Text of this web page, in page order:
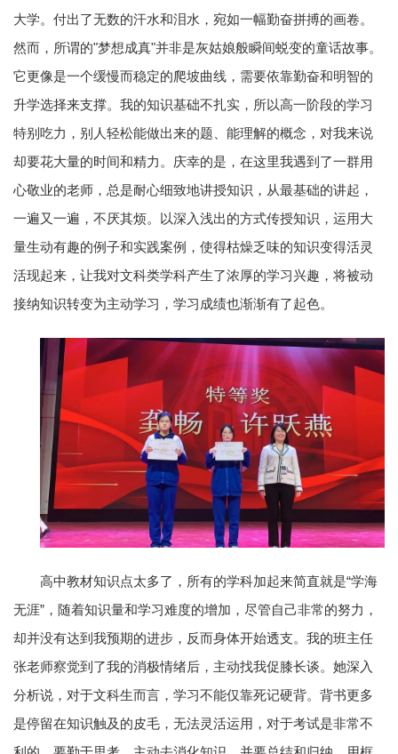
大学。付出了无数的汗水和泪水，宛如一幅勤奋拼搏的画卷。
然而，所谓的"梦想成真"并非是灰姑娘般瞬间蜕变的童话故事。
它更像是一个缓慢而稳定的爬坡曲线，需要依靠勤奋和明智的
升学选择来支撑。我的知识基础不扎实，所以高一阶段的学习
特别吃力，别人轻松能做出来的题、能理解的概念，对我来说
却要花大量的时间和精力。庆幸的是，在这里我遇到了一群用
心敬业的老师，总是耐心细致地讲授知识，从最基础的讲起，
一遍又一遍，不厌其烦。以深入浅出的方式传授知识，运用大
量生动有趣的例子和实践案例，使得枯燥乏味的知识变得活灵
活现起来，让我对文科类学科产生了浓厚的学习兴趣，将被动
接纳知识转变为主动学习，学习成绩也渐渐有了起色。
高中教材知识点太多了，所有的学科加起来简直就是“学海
无涯”，随着知识量和学习难度的增加，尽管自己非常的努力，
却并没有达到我预期的进步，反而身体开始透支。我的班主任
张老师察觉到了我的消极情绪后，主动找我促膝长谈。她深入
分析说，对于文科生而言，学习不能仅靠死记硬背。背书更多
是停留在知识触及的皮毛，无法灵活运用，对于考试是非常不